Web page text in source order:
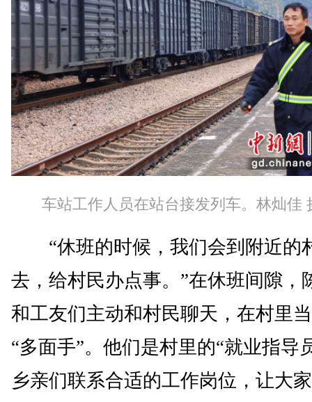
车站工作人员在站台接发列车。林灿佳
“休班的时候，我们会到附近的
去，给村民办点事。”在休班间隙，
和工友们主动和村民聊天，在村里
“多面手”。他们是村里的“就业指导
乡亲们联系合适的工作岗位，让大